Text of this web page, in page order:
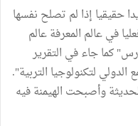
حقيقيا إذا لم تصلح نفسها
في عالم المعرفة عالم
كما جاء في التقرير
" المجتمع الدولي لتكنولوجيا التربية".
وأصبحت الهيمنة فيه